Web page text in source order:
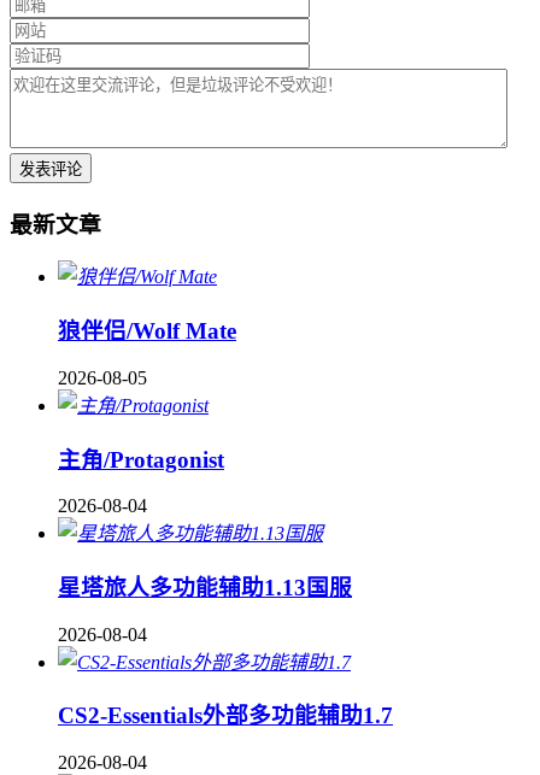
最新文章
狼伴侣/Wolf Mate
2026-08-05
主角/Protagonist
2026-08-04
星塔旅人多功能辅助1.13国服
2026-08-04
CS2-Essentials外部多功能辅助1.7
2026-08-04